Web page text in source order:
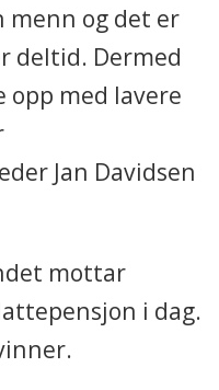
og det er
deltid. Dermed
opp med lavere
Jan Davidsen
mottar
i dag.